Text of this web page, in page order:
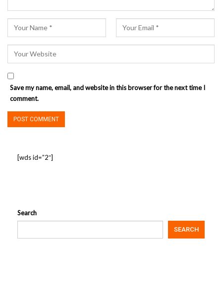
Save my name, email, and website in this browser for the next time I
comment.
[wds id=”2″]
Search
SEARCH